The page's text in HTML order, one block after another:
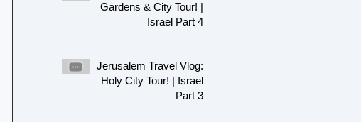
Gardens & City Tour! |
Israel Part 4
Jerusalem Travel Vlog:
Holy City Tour! | Israel
Part 3